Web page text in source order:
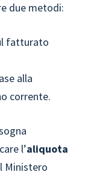
due metodi:
fatturato
alla
corrente.
l’aliquota
Ministero